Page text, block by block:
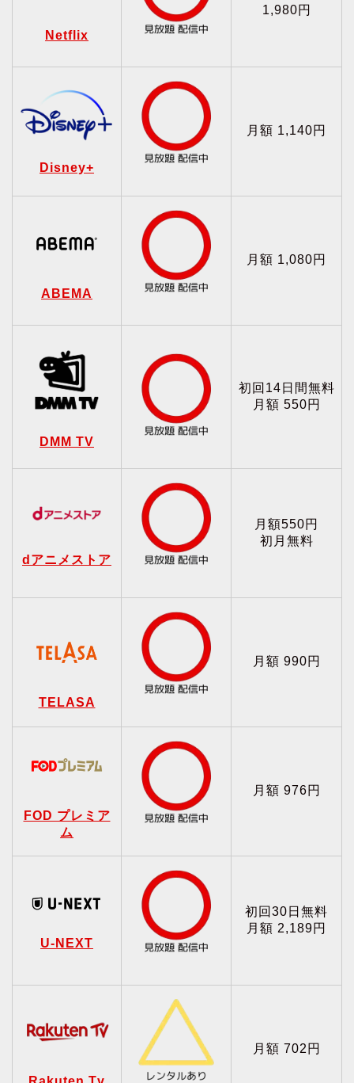
Netflix
1,980円
Disney+
月額 1,140円
ABEMA
月額 1,080円
DMM TV
初回14日間無料
月額 550円
dアニメストア
月額550円
初月無料
TELASA
月額 990円
FOD プレミア
ム
月額 976円
U-NEXT
初回30日無料
月額 2,189円
月額 702円